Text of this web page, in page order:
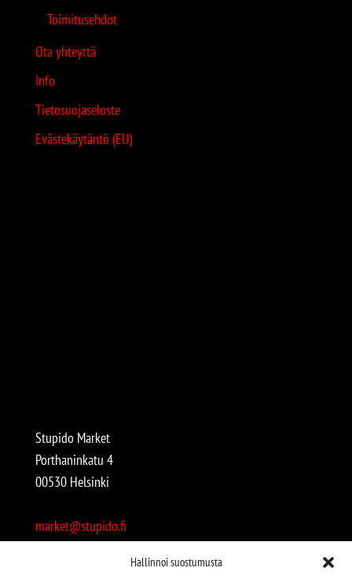
Hallinnoi suostumusta
Toimitusehdot
Ota yhteyttä
Info
Tietosuojaseloste
Evästekäytäntö (EU)
Stupido Market
Porthaninkatu 4
00530 Helsinki
market@stupido.fi